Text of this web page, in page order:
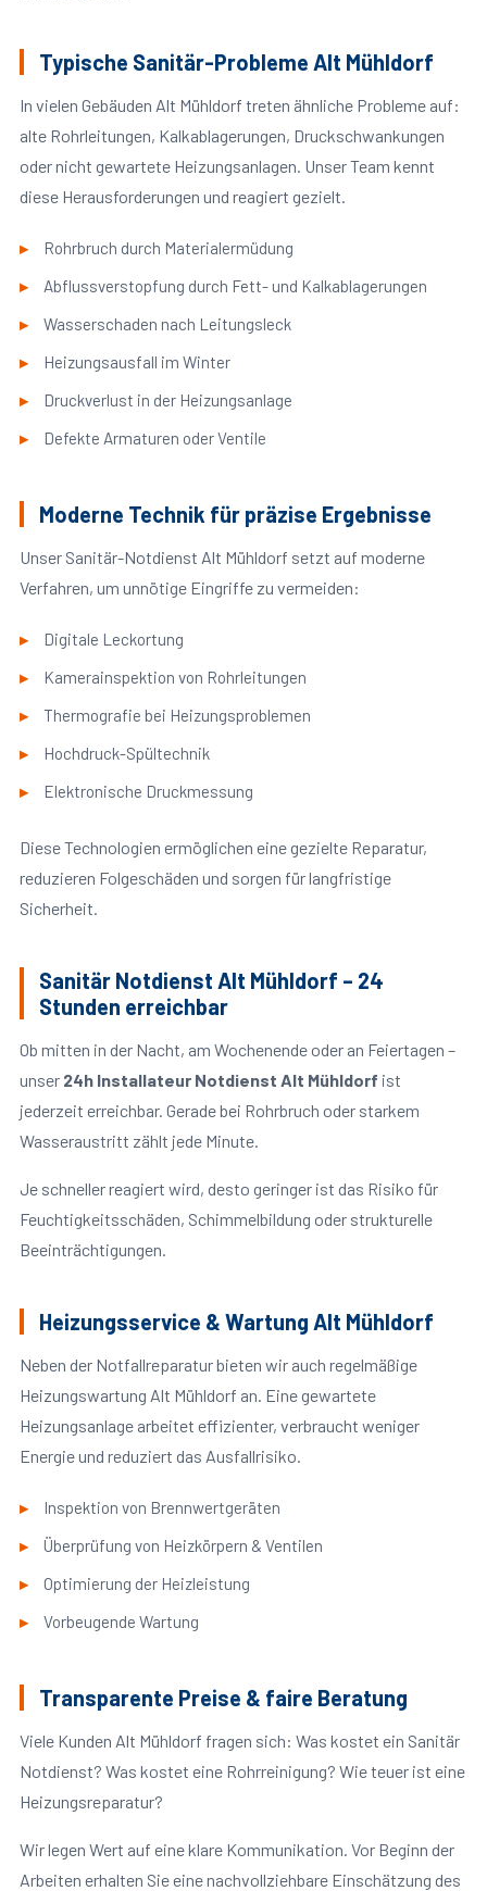
Typische Sanitär-Probleme Alt Mühldorf
In vielen Gebäuden Alt Mühldorf treten ähnliche Probleme auf:
alte Rohrleitungen, Kalkablagerungen, Druckschwankungen
oder nicht gewartete Heizungsanlagen. Unser Team kennt
diese Herausforderungen und reagiert gezielt.
Rohrbruch durch Materialermüdung
Abflussverstopfung durch Fett- und Kalkablagerungen
Wasserschaden nach Leitungsleck
Heizungsausfall im Winter
Druckverlust in der Heizungsanlage
Defekte Armaturen oder Ventile
Moderne Technik für präzise Ergebnisse
Unser Sanitär-Notdienst Alt Mühldorf setzt auf moderne
Verfahren, um unnötige Eingriffe zu vermeiden:
Digitale Leckortung
Kamerainspektion von Rohrleitungen
Thermografie bei Heizungsproblemen
Hochdruck-Spültechnik
Elektronische Druckmessung
Diese Technologien ermöglichen eine gezielte Reparatur,
reduzieren Folgeschäden und sorgen für langfristige
Sicherheit.
Sanitär Notdienst Alt Mühldorf – 24
Stunden erreichbar
Ob mitten in der Nacht, am Wochenende oder an Feiertagen –
unser 24h Installateur Notdienst Alt Mühldorf ist
jederzeit erreichbar. Gerade bei Rohrbruch oder starkem
Wasseraustritt zählt jede Minute.
Je schneller reagiert wird, desto geringer ist das Risiko für
Feuchtigkeitsschäden, Schimmelbildung oder strukturelle
Beeinträchtigungen.
Heizungsservice & Wartung Alt Mühldorf
Neben der Notfallreparatur bieten wir auch regelmäßige
Heizungswartung Alt Mühldorf an. Eine gewartete
Heizungsanlage arbeitet effizienter, verbraucht weniger
Energie und reduziert das Ausfallrisiko.
Inspektion von Brennwertgeräten
Überprüfung von Heizkörpern & Ventilen
Optimierung der Heizleistung
Vorbeugende Wartung
Transparente Preise & faire Beratung
Viele Kunden Alt Mühldorf fragen sich: Was kostet ein Sanitär
Notdienst? Was kostet eine Rohrreinigung? Wie teuer ist eine
Heizungsreparatur?
Wir legen Wert auf eine klare Kommunikation. Vor Beginn der
Arbeiten erhalten Sie eine nachvollziehbare Einschätzung des